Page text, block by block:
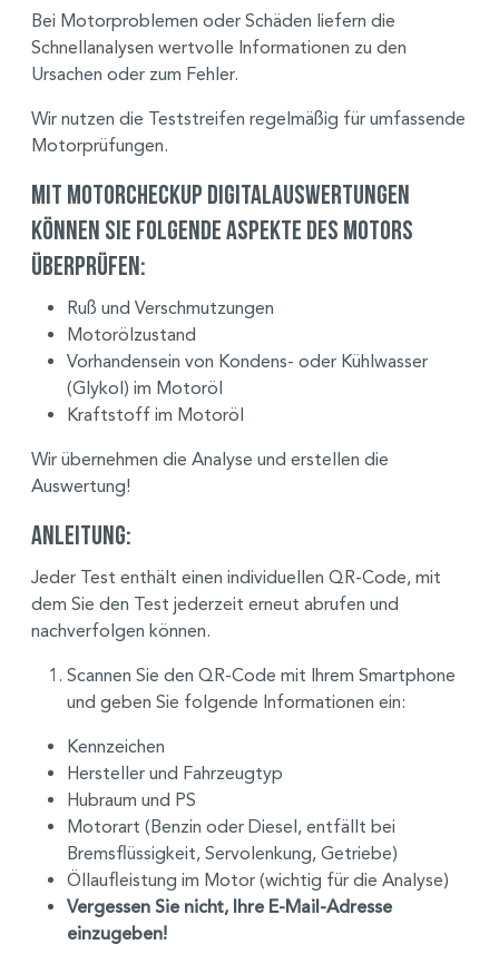
Bei Motorproblemen oder Schäden liefern die
Schnellanalysen wertvolle Informationen zu den
Ursachen oder zum Fehler.
Wir nutzen die Teststreifen regelmäßig für umfassende
Motorprüfungen.
Mit MOTORcheckUP Digitalauswertungen
können Sie folgende Aspekte des Motors
überprüfen:
Ruß und Verschmutzungen
Motorölzustand
Vorhandensein von Kondens- oder Kühlwasser
(Glykol) im Motoröl
Kraftstoff im Motoröl
Wir übernehmen die Analyse und erstellen die
Auswertung!
Anleitung:
Jeder Test enthält einen individuellen QR-Code, mit
dem Sie den Test jederzeit erneut abrufen und
nachverfolgen können.
Scannen Sie den QR-Code mit Ihrem Smartphone
und geben Sie folgende Informationen ein:
Kennzeichen
Hersteller und Fahrzeugtyp
Hubraum und PS
Motorart (Benzin oder Diesel, entfällt bei
Bremsflüssigkeit, Servolenkung, Getriebe)
Öllaufleistung im Motor (wichtig für die Analyse)
Vergessen Sie nicht, Ihre E-Mail-Adresse
einzugeben!